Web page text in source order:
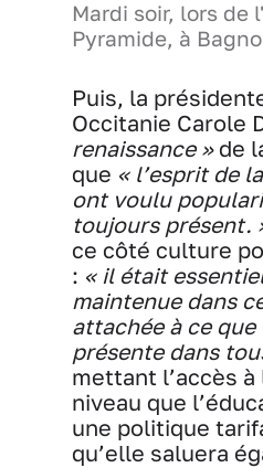
Mardi soir, lors de
Pyramide, à
Puis, la
Occitanie Carole
renaissance »de
que « l’esprit de
ont voulu
toujours présent.
ce côté culture
: « il était
maintenue dans
attachée à ce
présente dans
mettant l’accès
niveau que
une politique
qu’elle saluera